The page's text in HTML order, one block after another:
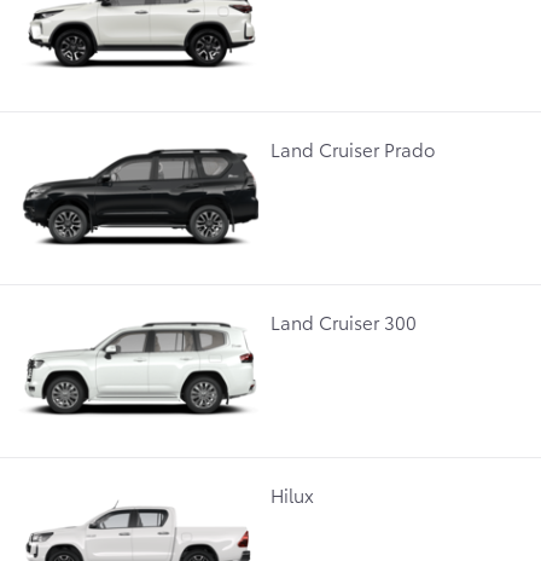
Land Cruiser Prado
Land Cruiser 300
Hilux